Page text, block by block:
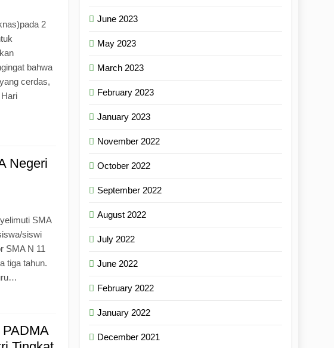
2
bahwa
cerdas,
Negeri
SMA
siswi
SMA N 11
tiga tahun.
June 2023
May 2023
March 2023
February 2023
January 2023
November 2022
October 2022
September 2022
August 2022
July 2022
June 2022
February 2022
January 2022
December 2021